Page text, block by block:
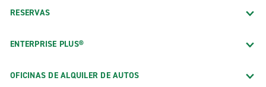
RESERVAS
ENTERPRISE PLUS®
OFICINAS DE ALQUILER DE AUTOS